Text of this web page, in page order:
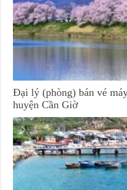
Đại lý (phòng) bán vé
huyện Cần Giờ